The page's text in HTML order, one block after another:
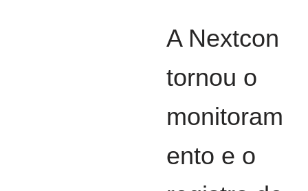
A Nextcon
tornou o
monitoram
ento e o